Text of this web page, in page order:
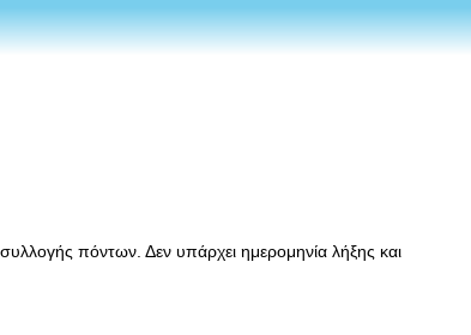
πόντων. Δεν υπάρχει ημερομηνία λήξης και